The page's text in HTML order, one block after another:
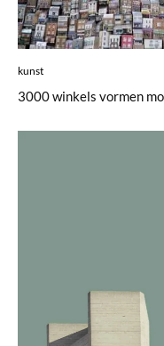
kunst
3000 winkels vormen